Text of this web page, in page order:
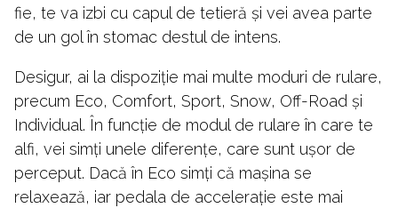
fie, te va izbi cu capul de tetieră și vei avea parte
de un gol în stomac destul de intens.
Desigur, ai la dispoziție mai multe moduri de rulare,
precum Eco, Comfort, Sport, Snow, Off-Road și
Individual. În funcție de modul de rulare în care te
alfi, vei simți unele diferențe, care sunt ușor de
perceput. Dacă în Eco simți că mașina se
relaxează, iar pedala de accelerație este mai